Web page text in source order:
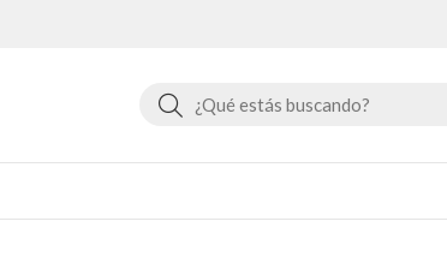
Buscar